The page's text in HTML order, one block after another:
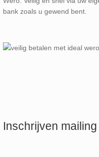
bank zoals u gewend bent.
Inschrijven mailing